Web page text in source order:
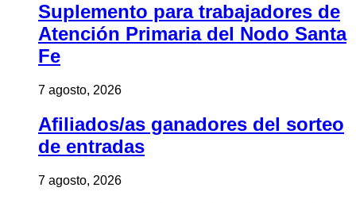
Suplemento para trabajadores de
Atención Primaria del Nodo Santa
Fe
7 agosto, 2026
Afiliados/as ganadores del sorteo
de entradas
7 agosto, 2026